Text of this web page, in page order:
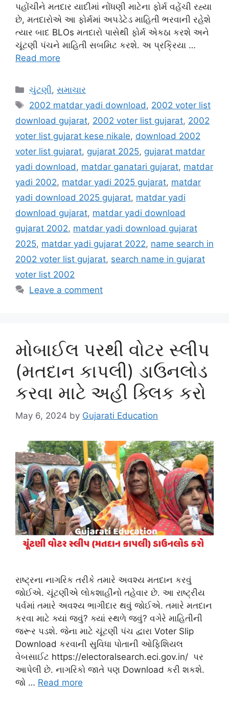
પહોંચીને મતદાર યાદીમાં નોંધણી માટેના ફોર્મ વહેંચી રહ્યા
છે, મતદારોએ આ ફોર્મમાં અપડેટેડ માહિતી ભરવાની રહેશે
ત્યાર બાદ BLOs મતદારો પાસેથી ફોર્મ એકઠા કરશે અને
ચૂંટણી પંચને માહિતી સબમિટ કરશે. અ પ્રક્રિયા …
Read more
Categories
ચુંટણી,સમાચાર
Tags
2002 matdar yadi download, 2002 voter list
download gujarat, 2002 voter list gujarat, 2002
voter list gujarat kese nikale, download 2002
voter list gujarat, gujarat 2025, gujarat matdar
yadi download, matdar ganatari gujarat, matdar
yadi 2002, matdar yadi 2025 gujarat, matdar
yadi download 2025 gujarat, matdar yadi
download gujarat, matdar yadi download
gujarat 2002, matdar yadi download gujarat
2025, matdar yadi gujarat 2022, name search in
2002 voter list gujarat, search name in gujarat
voter list 2002
Leave a comment
મોબાઈલ પરથી વોટર સ્લીપ
(મતદાન કાપલી) ડાઉનલોડ
કરવા માટે અહી ક્લિક કરો
May 6, 2024 by Gujarati Education
રાષ્ટ્રના નાગરિક તરીકે તમારે અવશ્ય મતદાન કરવું
જોઈએ. ચૂંટણીએ લોકશાહીનો તહેવાર છે. આ રાષ્ટ્રીય
પર્વમાં તમારે અવશ્ય ભાગીદાર થવું જોઈએ. તમારે મતદાન
કરવા માટે ક્યાં જવું? ક્યાં સ્થળે જવું? વગેરે માહિતીની
જરૂર પડશે. જેના માટે ચૂંટણી પંચ દ્વારા Voter Slip
Download કરવાની સુવિધા પોતાની ઓફિશિયલ
વેબસાઈટ https://electoralsearch.eci.gov.in/ પર
આપેલી છે. નાગરિકો જાતે પણ Download કરી શકશે.
જો … Read more